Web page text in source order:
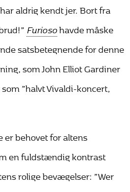
aldrig kendt jer. Bort fra
Furiosohavde måske
satsbetegnende for denne
som John Elliot Gardiner
”halvt Vivaldi-koncert,
er behovet for altens
en fuldstændig kontrast
rolige bevægelser: ”Wer